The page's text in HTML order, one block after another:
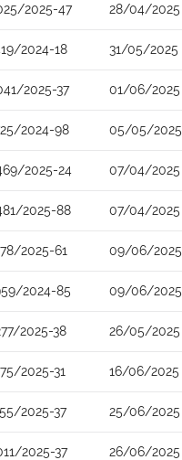
2025-47 28/04/2025
2024-18 31/05/2025
2025-37 01/06/2025
2024-98 05/05/2025
2025-24 07/04/2025
2025-88 07/04/2025
2025-61 09/06/2025
2024-85 09/06/2025
2025-38 26/05/2025
2025-31 16/06/2025
2025-37 25/06/2025
2025-37 26/06/2025